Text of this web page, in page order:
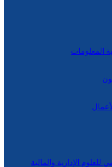
المعلومات
للعلوم الإدارية والمالية